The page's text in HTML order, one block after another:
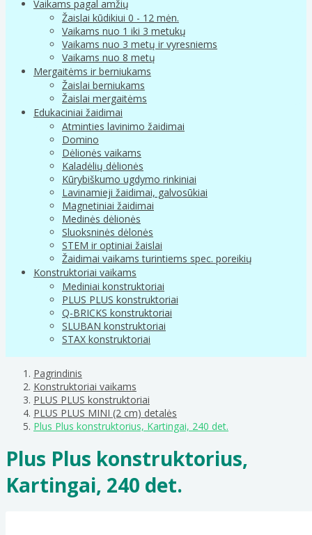
Vaikams pagal amžių
Žaislai kūdikiui 0 - 12 mėn.
Vaikams nuo 1 iki 3 metukų
Vaikams nuo 3 metų ir vyresniems
Vaikams nuo 8 metų
Mergaitėms ir berniukams
Žaislai berniukams
Žaislai mergaitėms
Edukaciniai žaidimai
Atminties lavinimo žaidimai
Domino
Dėlionės vaikams
Kaladėlių dėlionės
Kūrybiškumo ugdymo rinkiniai
Lavinamieji žaidimai, galvosūkiai
Magnetiniai žaidimai
Medinės dėlionės
Sluoksninės dėlonės
STEM ir optiniai žaislai
Žaidimai vaikams turintiems spec. poreikių
Konstruktoriai vaikams
Mediniai konstruktoriai
PLUS PLUS konstruktoriai
Q-BRICKS konstruktoriai
SLUBAN konstruktoriai
STAX konstruktoriai
Pagrindinis
Konstruktoriai vaikams
PLUS PLUS konstruktoriai
PLUS PLUS MINI (2 cm) detalės
Plus Plus konstruktorius, Kartingai, 240 det.
Plus Plus konstruktorius,
Kartingai, 240 det.